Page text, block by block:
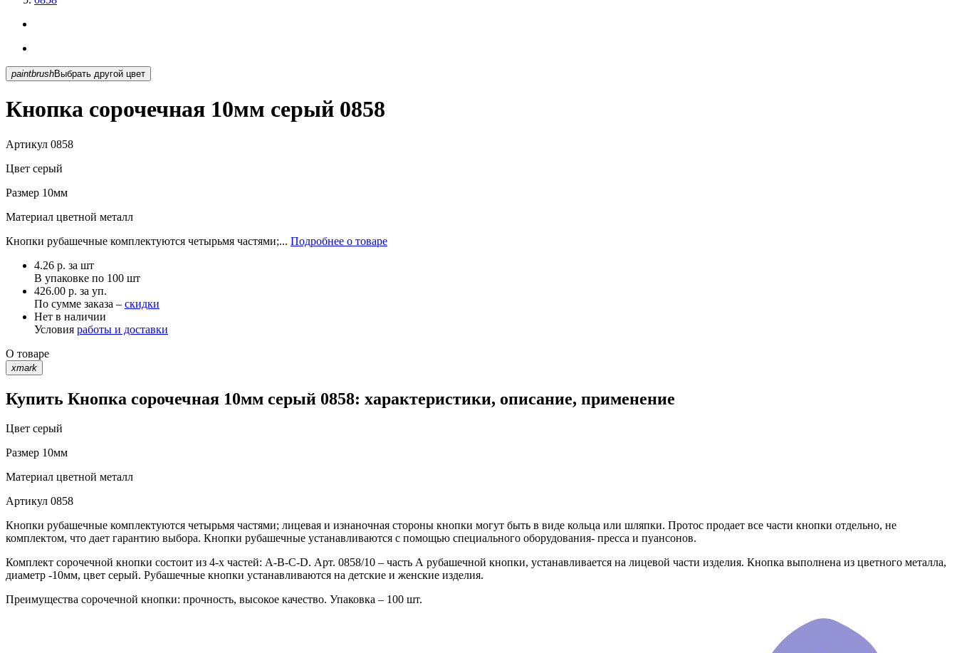
paintbrush Выбрать другой цвет
Кнопка сорочечная 10мм серый 0858
Артикул 0858
Цвет серый
Размер 10мм
Материал цветной металл
Кнопки рубашечные комплектуются четырьмя частями;... Подробнее о товаре
4.26 р. за шт
В упаковке по 100 шт
426.00 р. за уп.
По сумме заказа – скидки
Нет в наличии
Условия работы и доставки
О товаре
xmark
Купить Кнопка сорочечная 10мм серый 0858: характеристики, описание, применение
Цвет серый
Размер 10мм
Материал цветной металл
Артикул 0858
Кнопки рубашечные комплектуются четырьмя частями; лицевая и изнаночная стороны кнопки могут быть в виде кольца или шляпки. Протос продает все части кнопки отдельно, не
комплектом, что дает гарантию выбора. Кнопки рубашечные устанавливаются с помощью специального оборудования- пресса и пуансонов.
Комплект сорочечной кнопки состоит из 4-х частей: А-В-С-D. Арт. 0858/10 – часть А рубашечной кнопки, устанавливается на лицевой части изделия. Кнопка выполнена из цветного металла,
диаметр -10мм, цвет серый. Рубашечные кнопки устанавливаются на детские и женские изделия.
Преимущества сорочечной кнопки: прочность, высокое качество. Упаковка – 100 шт.